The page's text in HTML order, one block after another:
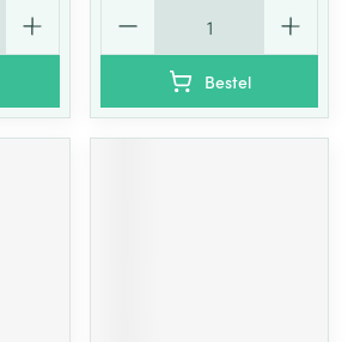
Bestel